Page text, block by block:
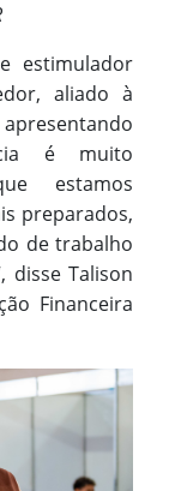
estimulador
aliado à
é muito
estamos
preparados,
de trabalho
disse Talison
Financeira